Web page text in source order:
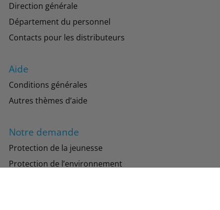
Direction générale
Département du personnel
Contacts pour les distributeurs
Aide
Conditions générales
Autres thèmes d’aide
Notre demande
Protection de la jeunesse
Protection de l’environnement